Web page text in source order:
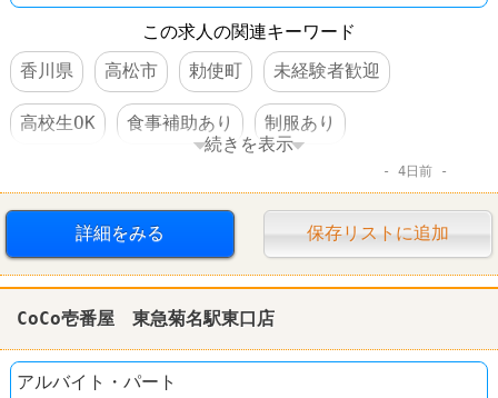
この求人の関連キーワード
香川県
高松市 勅使町 未経験者歓迎
高校生OK 食事補助あり 制服あり
CoCo壱番屋
続きを表示
4日前
詳細をみる 保存リストに追加
CoCo壱番屋 東急菊名駅東口店
アルバイト・パート